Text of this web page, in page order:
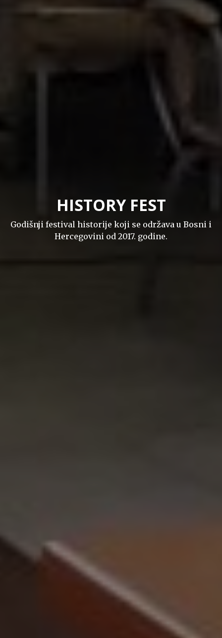
HISTORY FEST
Godišnji festival historije koji se održava u Bosni i
Hercegovini od 2017. godine.